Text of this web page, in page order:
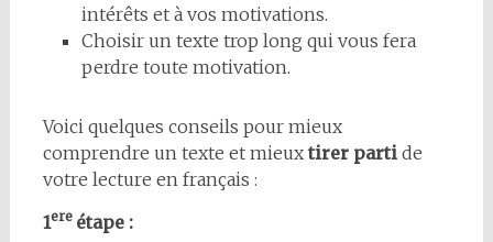
intérêts et à vos motivations.
Choisir un texte trop long qui vous fera
perdre toute motivation.
Voici quelques conseils pour mieux
comprendre un texte et mieuxtirer partide
votre lecture en français :
1ere étape :